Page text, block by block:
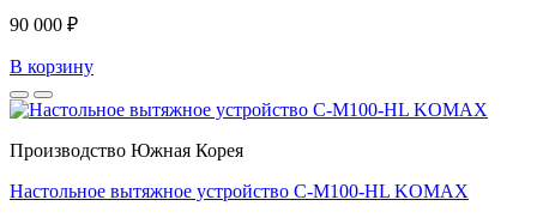
90 000 ₽
В корзину
Производство Южная Корея
Настольное вытяжное устройство C-M100-HL KOMAX